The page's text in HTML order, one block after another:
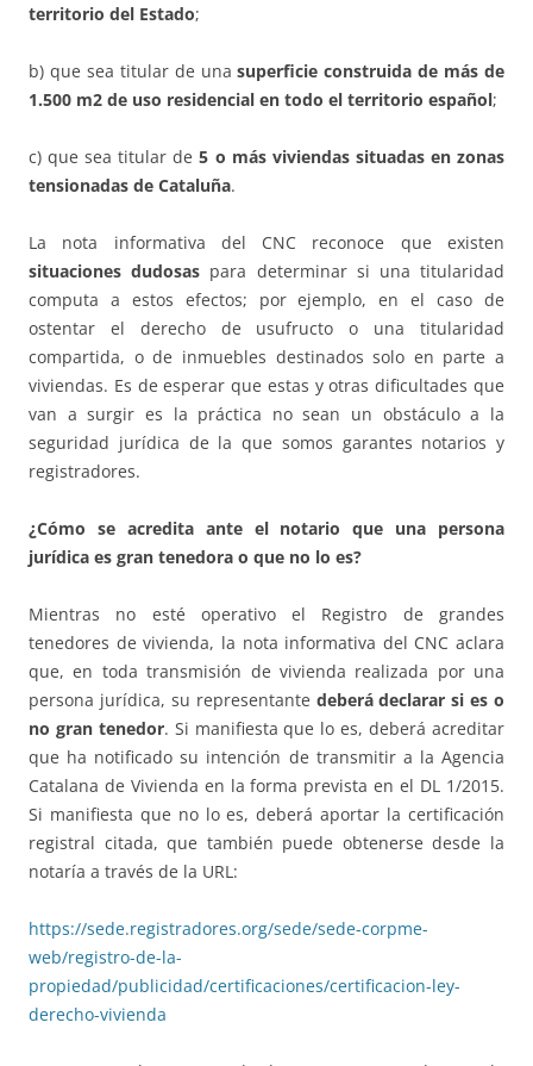
territorio del Estado;
b) que sea titular de unasuperficie construida de más de
1.500 m2 de uso residencial en todo el territorio español;
c) que sea titular de5 o más viviendas situadas en zonas
tensionadas de Cataluña.
La nota informativa del CNC reconoce que existen
situaciones dudosas para determinar si una titularidad
computa a estos efectos; por ejemplo, en el caso de
ostentar el derecho de usufructo o una titularidad
compartida, o de inmuebles destinados solo en parte a
viviendas. Es de esperar que estas y otras dificultades que
van a surgir es la práctica no sean un obstáculo a la
seguridad jurídica de la que somos garantes notarios y
registradores.
¿Cómo se acredita ante el notario que una persona
jurídica es gran tenedora o que no lo es?
Mientras no esté operativo el Registro de grandes
tenedores de vivienda, la nota informativa del CNC aclara
que, en toda transmisión de vivienda realizada por una
persona jurídica, su representante deberá declarar si es o
no gran tenedor. Si manifiesta que lo es, deberá acreditar
que ha notificado su intención de transmitir a la Agencia
Catalana de Vivienda en la forma prevista en el DL 1/2015.
Si manifiesta que no lo es, deberá aportar la certificación
registral citada, que también puede obtenerse desde la
notaría a través de la URL:
https://sede.registradores.org/sede/sede-corpme-
web/registro-de-la-
propiedad/publicidad/certificaciones/certificacion-ley-
derecho-vivienda